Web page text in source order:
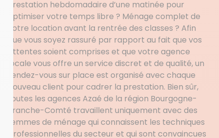
Prestation hebdomadaire d’une matinée pour
optimiser votre temps libre ? Ménage complet de
votre location avant la rentrée des classes ? Afin
que vous soyez rassuré par rapport au fait que vos
attentes soient comprises et que votre agence
locale vous offre un service discret et de qualité, un
rendez-vous sur place est organisé avec chaque
nouveau client pour cadrer la prestation. Bien sûr,
toutes les agences Azaé de la région Bourgogne-
Franche-Comté travaillent uniquement avec des
femmes de ménage qui connaissent les techniques
professionnelles du secteur et qui sont convaincues